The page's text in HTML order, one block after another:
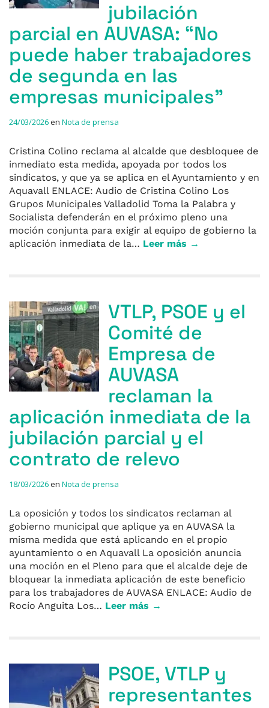
jubilación
parcial en AUVASA: “No
puede haber trabajadores
de segunda en las
empresas municipales”
24/03/2026en Nota de prensa
Cristina Colino reclama al alcalde que desbloquee de
inmediato esta medida, apoyada por todos los
sindicatos, y que ya se aplica en el Ayuntamiento y en
Aquavall ENLACE: Audio de Cristina Colino Los
Grupos Municipales Valladolid Toma la Palabra y
Socialista defenderán en el próximo pleno una
moción conjunta para exigir al equipo de gobierno la
aplicación inmediata de la… Leer más →
VTLP, PSOE y el
Comité de
Empresa de
AUVASA
reclaman la
aplicación inmediata de la
jubilación parcial y el
contrato de relevo
18/03/2026en Nota de prensa
La oposición y todos los sindicatos reclaman al
gobierno municipal que aplique ya en AUVASA la
misma medida que está aplicando en el propio
ayuntamiento o en Aquavall La oposición anuncia
una moción en el Pleno para que el alcalde deje de
bloquear la inmediata aplicación de este beneficio
para los trabajadores de AUVASA ENLACE: Audio de
Rocío Anguita Los… Leer más →
PSOE, VTLP y
representantes